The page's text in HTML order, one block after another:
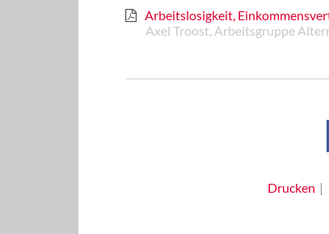
Arbeitslosigkeit,
Axel Troost, Arbeitsgruppe
Drucken